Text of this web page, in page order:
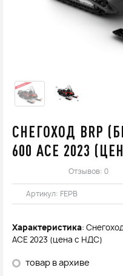
СНЕГОХОД BRP
600 ACE 2023
Отзывов: 0
Артикул: FEPB
Характеристика:
ACE 2023 (цена с НДС)
товар в архиве